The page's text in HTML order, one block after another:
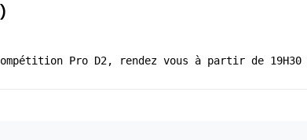
Pro D2, rendez vous à partir de 19H30